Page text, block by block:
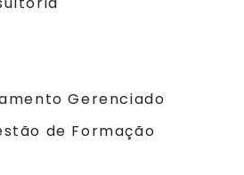
Gerenciado
de Formação